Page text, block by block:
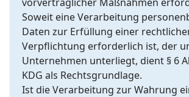
Soweit eine Verarbeitung
Daten zur Erfüllung einer
Verpflichtung erforderlich ist, der
Unternehmen unterliegt, dient § 6
KDG als Rechtsgrundlage.
Ist die Verarbeitung zur Wahrung